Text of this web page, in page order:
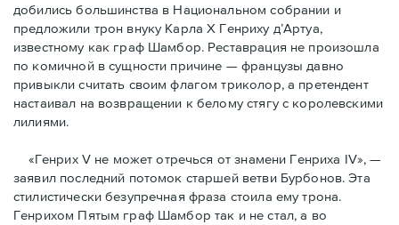
добились большинства в Национальном собрании и
предложили трон внуку Карла Х Генриху д’Артуа,
известному как граф Шамбор. Реставрация не произошла
по комичной в сущности причине — французы давно
привыкли считать своим флагoм триколор, а претендент
настаивал на возвращении к белому стягу с королевскими
лилиями.
«Генрих V не может отречься от знамени Генриха IV», —
заявил последний потомок старшей ветви Бурбонов. Эта
стилистически безупречная фраза стоила ему трона.
Генрихом Пятым граф Шамбор так и не стал, а во